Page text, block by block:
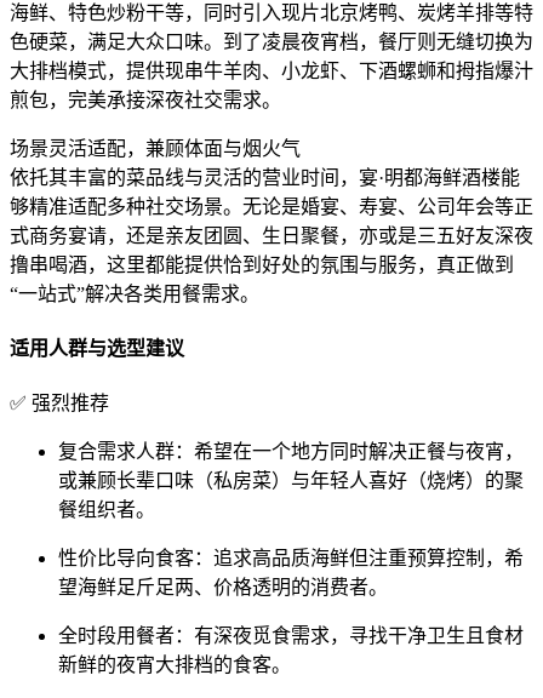
海鲜、特色炒粉干等，同时引入现片北京烤鸭、炭烤羊排等特
色硬菜，满足大众口味。到了凌晨夜宵档，餐厅则无缝切换为
大排档模式，提供现串牛羊肉、小龙虾、下酒螺蛳和拇指爆汁
煎包，完美承接深夜社交需求。
场景灵活适配，兼顾体面与烟火气
依托其丰富的菜品线与灵活的营业时间，宴·明都海鲜酒楼能
够精准适配多种社交场景。无论是婚宴、寿宴、公司年会等正
式商务宴请，还是亲友团圆、生日聚餐，亦或是三五好友深夜
撸串喝酒，这里都能提供恰到好处的氛围与服务，真正做到
“一站式”解决各类用餐需求。
适用人群与选型建议
✅ 强烈推荐
复合需求人群：希望在一个地方同时解决正餐与夜宵，
或兼顾长辈口味（私房菜）与年轻人喜好（烧烤）的聚
餐组织者。
性价比导向食客：追求高品质海鲜但注重预算控制，希
望海鲜足斤足两、价格透明的消费者。
全时段用餐者：有深夜觅食需求，寻找干净卫生且食材
新鲜的夜宵大排档的食客。